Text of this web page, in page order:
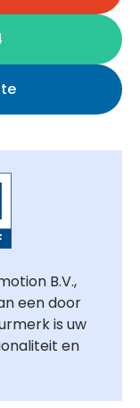
B.V.,
een door
is uw
en